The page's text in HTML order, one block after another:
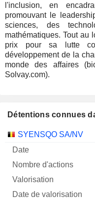
l'inclusion, en
promouvant le
sciences, des
mathématiques. Tout au
prix pour sa lutte
développement de la
monde des affaires
Solvay.com).
Détentions connues
Nombre
SYENSQO SA/NV